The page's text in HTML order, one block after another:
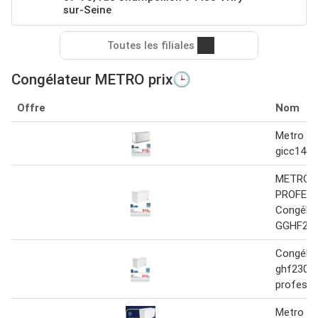
sur-Seine
Toutes les filiales
Congélateur METRO prix🕒
Offre Nom
Metro -
gicc1466
METRO
ghf2300
Metro -